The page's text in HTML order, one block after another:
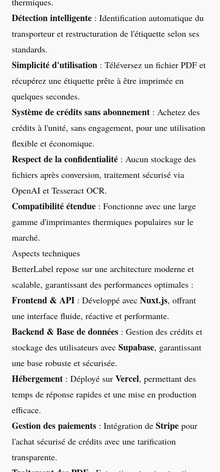
Détection intelligente : Identification automatique du
transporteur et restructuration de l'étiquette selon ses
standards.
Simplicité d'utilisation : Téléversez un fichier PDF et
récupérez une étiquette prête à être imprimée en
quelques secondes.
Système de crédits sans abonnement : Achetez des
crédits à l'unité, sans engagement, pour une utilisation
flexible et économique.
Respect de la confidentialité : Aucun stockage des
fichiers après conversion, traitement sécurisé via
OpenAI et Tesseract OCR.
Compatibilité étendue : Fonctionne avec une large
gamme d'imprimantes thermiques populaires sur le
marché.
Aspects techniques
BetterLabel repose sur une architecture moderne et
scalable, garantissant des performances optimales :
Frontend & API : Développé avec Nuxt.js, offrant
une interface fluide, réactive et performante.
Backend & Base de données : Gestion des crédits et
stockage des utilisateurs avec Supabase, garantissant
une base robuste et sécurisée.
Hébergement : Déployé sur Vercel, permettant des
temps de réponse rapides et une mise en production
efficace.
Gestion des paiements : Intégration de Stripe pour
l'achat sécurisé de crédits avec une tarification
transparente.